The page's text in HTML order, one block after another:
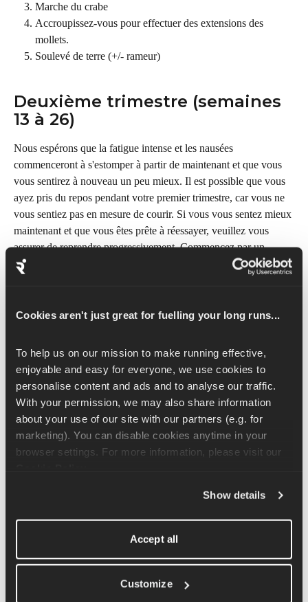
Cookies aren't just great for fuelling your long runs...
To help us on our mission to make running effective,
enjoyable and easy for everyone, we use cookies to
personalise content and ads and to analyse our traffic.
With your permission, we may also share information
about your use of our site with our partners (e.g. for
marketing). You can disable cookies anytime in your
Show details
Accept all
Customize
Marche du crabe
Accroupissez-vous pour effectuer des extensions des
mollets.
Soulevé de terre (+/- rameur)
Deuxième trimestre (semaines
13 à 26)
Nous espérons que la fatigue intense et les nausées
commenceront à s'estomper à partir de maintenant et que vous
vous sentirez à nouveau un peu mieux. Il est possible que vous
ayez pris du repos pendant votre premier trimestre, car vous ne
vous sentiez pas en mesure de courir. Si vous vous sentez mieux
maintenant et que vous êtes prête à réessayer, veuillez vous
assurer de reprendre progressivement. Commencez par un
jogging de 10 à 15 minutes et ajoutez une pause marche toutes
Le principal changement physique de ce trimestre qui aura une
la taille des seins, est l'apparition d'une bosse lorsque le bébé
remonte du bassin vers l'abdomen. Cela peut parfois vous
donner l'impression de courir avec le dos trop cambré, comme si
vous étiez tiré vers l'avant par votre ventre qui ne cesse de
s'arrondir. Effectuer des exercices autres que la course à pied en
maintenant le bas du dos dans une position neutre peut
contribuer à prévenir ce problème, car cela vous permet
sensations désagréables à cet endroit également.
et à les rendre agréables. Nous comprenons que cela puisse être
difficile à accepter, mais votre corps est occupé à faire grandir
un être humain, donc le temps et l'allure ne sont pas sa priorité.